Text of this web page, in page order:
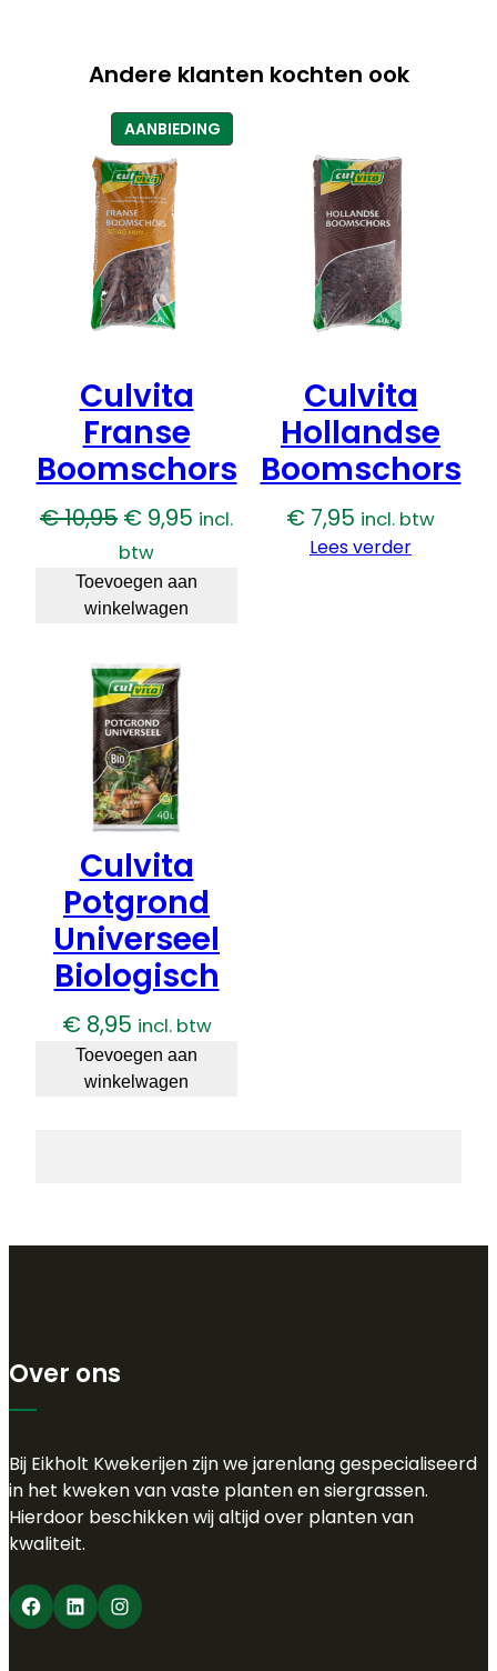
Andere klanten kochten ook
AANBIEDINGPRODUCT
IN
UITVERKOOP
Culvita
Franse
Boomschors
€10,95 Oorspronkelijke
prijs
was:
€ 10,95.
€ 9,95 Huidige
is:
incl.
btw
Toevoegen aan
winkelwagen
Culvita
Hollandse
Boomschors
€ 7,95 incl. btw
Lees verder
Culvita
Potgrond
Universeel
Biologisch
€8,95 incl. btw
Toevoegen aan
winkelwagen
Over ons
Bij Eikholt Kwekerijen zijn we jarenlang gespecialiseerd
in het kweken van vaste planten en siergrassen.
Hierdoor beschikken wij altijd over planten van
kwaliteit.
Facebook LinkedIn Instagram